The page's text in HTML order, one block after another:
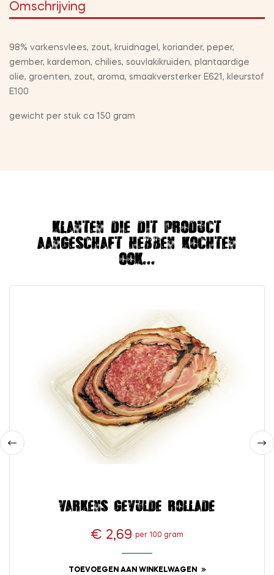
Omschrijving
98% varkensvlees, zout, kruidnagel, koriander, peper,
gember, kardemon, chilies, souvlakikruiden, plantaardige
olie, groenten, zout, aroma, smaakversterker E621, kleurstof
E100
gewicht per stuk ca 150 gram
Klanten die dit product
aangeschaft hebben kochten
ook...
Varkens gevulde rollade
Prijs
€ 2,69 per 100 gram
TOEVOEGEN AAN WINKELWAGEN